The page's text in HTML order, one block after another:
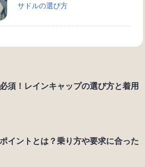
サドルの選び方
須！レインキャップの選び方と着用
イントとは？乗り方や要求に合った